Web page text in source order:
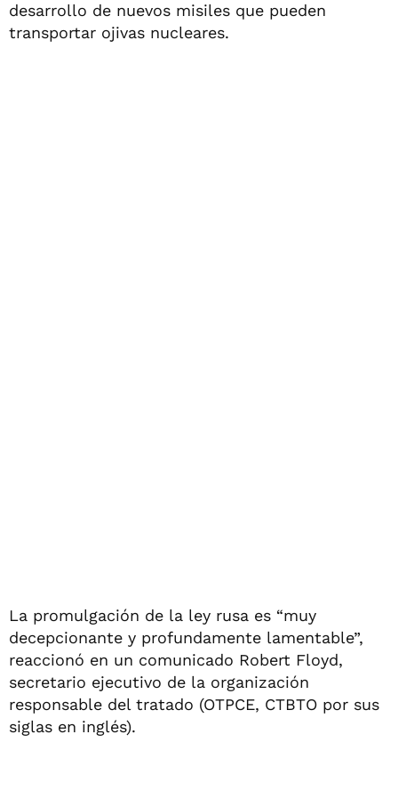
desarrollo de nuevos misiles que pueden
transportar ojivas nucleares.
La promulgación de la ley rusa es “muy
decepcionante y profundamente lamentable”,
reaccionó en un comunicado Robert Floyd,
secretario ejecutivo de la organización
responsable del tratado (OTPCE, CTBTO por sus
siglas en inglés).